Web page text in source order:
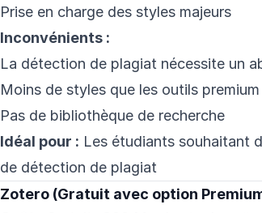
Prise en charge des styles majeurs
Inconvénients :
La détection de plagiat nécessite un
Moins de styles que les outils premium
Pas de bibliothèque de recherche
Idéal pour : Les étudiants souhaitant
de détection de plagiat
Zotero (Gratuit avec option